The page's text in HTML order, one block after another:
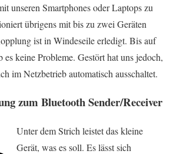
unseren Smartphones oder Laptops zu
übrigens mit bis zu zwei Geräten
ist in Windeseile erledigt. Bis auf
es keine Probleme. Gestört hat uns jedoch,
im Netzbetrieb automatisch ausschaltet.
zum Bluetooth Sender/Receiver
Unter dem Strich leistet das kleine
Gerät, was es soll. Es lässt sich